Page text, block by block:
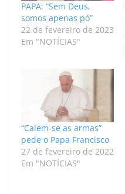
PAPA: “Sem Deus,
somos apenas pó”
22 de fevereiro de 2023
Em "NOTÍCIAS"
“Calem-se as armas”
pede o Papa Francisco
27 de fevereiro de 2022
Em "NOTÍCIAS"